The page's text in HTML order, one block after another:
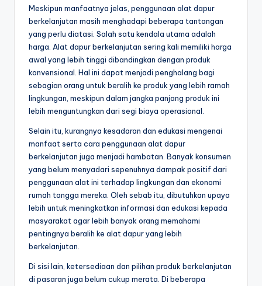
Meskipun manfaatnya jelas, penggunaan alat dapur
berkelanjutan masih menghadapi beberapa tantangan
yang perlu diatasi. Salah satu kendala utama adalah
harga. Alat dapur berkelanjutan sering kali memiliki harga
awal yang lebih tinggi dibandingkan dengan produk
konvensional. Hal ini dapat menjadi penghalang bagi
sebagian orang untuk beralih ke produk yang lebih ramah
lingkungan, meskipun dalam jangka panjang produk ini
lebih menguntungkan dari segi biaya operasional.
Selain itu, kurangnya kesadaran dan edukasi mengenai
manfaat serta cara penggunaan alat dapur
berkelanjutan juga menjadi hambatan. Banyak konsumen
yang belum menyadari sepenuhnya dampak positif dari
penggunaan alat ini terhadap lingkungan dan ekonomi
rumah tangga mereka. Oleh sebab itu, dibutuhkan upaya
lebih untuk meningkatkan informasi dan edukasi kepada
masyarakat agar lebih banyak orang memahami
pentingnya beralih ke alat dapur yang lebih
berkelanjutan.
Di sisi lain, ketersediaan dan pilihan produk berkelanjutan
di pasaran juga belum cukup merata. Di beberapa